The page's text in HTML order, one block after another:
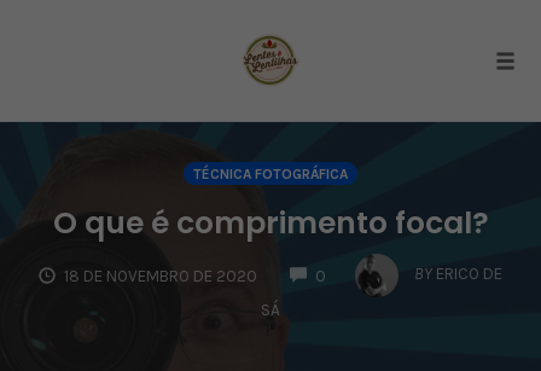
TÉCNICA FOTOGRÁFICA
O que é comprimento focal?
18 DE NOVEMBRO DE 2020 0
COMMENTS
BY ERICO DE
SÁ